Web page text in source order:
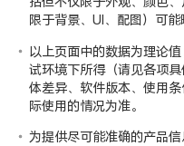
限于背景、UI、配图）可能
以上页面中的数据为理论
试环境下所得（请见各项
体差异、软件版本、使用
际使用的情况为准。
为提供尽可能准确的产品